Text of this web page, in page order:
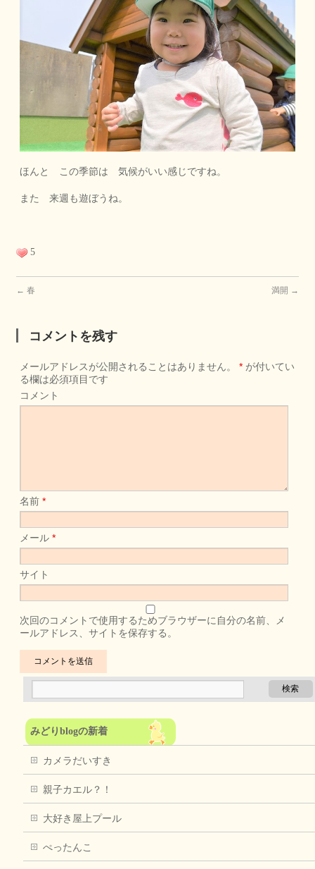
ほんと この季節は 気候がいい感じですね。
また 来週も遊ぼうね。
5
← 春 満開 →
コメントを残す
メールアドレスが公開されることはありません。 * が付いてい
る欄は必須項目です
コメント
名前*
メール*
サイト
次回のコメントで使用するためブラウザーに自分の名前、メ
ールアドレス、サイトを保存する。
みどりblogの新着
カメラだいすき
親子カエル？！
大好き屋上プール
ぺったんこ